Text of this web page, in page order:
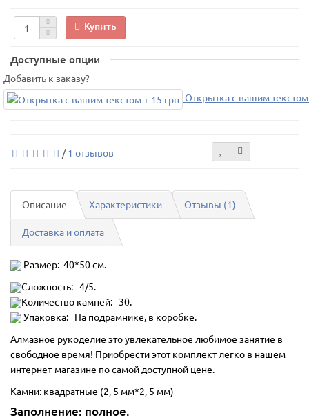
Купить
Доступные опции
Добавить к заказу?
Открытка с вашим текстом
/1 отзывов
Описание Характеристики Отзывы (1)
Доставка и оплата
Размер: 40*50 см.
Сложность: 4/5.
Количество камней: 30.
Упаковка: На подрамнике, в коробке.
Алмазное рукоделие это увлекательное любимое занятие в
свободное время! Приобрести этот комплект легко в нашем
интернет-магазине по самой доступной цене.
Камни: квадратные (2, 5 мм*2, 5 мм)
Заполнение: полное.